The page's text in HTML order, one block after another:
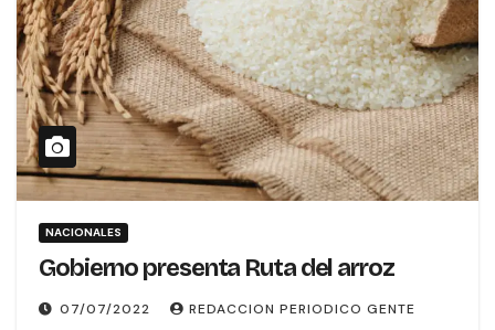
NACIONALES
Gobierno presenta Ruta del arroz
07/07/2022 REDACCION PERIODICO GENTE